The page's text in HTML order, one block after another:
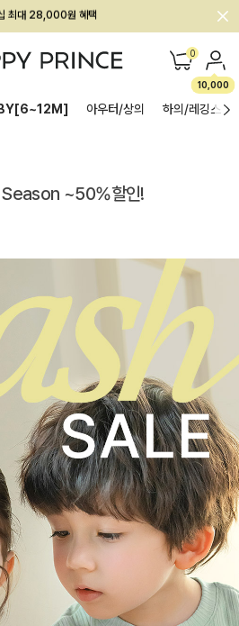
울렛, 가입하면 ~60% 할인!
십 최대 28,000원 혜택 0
10,000
아우터/상의 하의/레깅스
~50%할인!